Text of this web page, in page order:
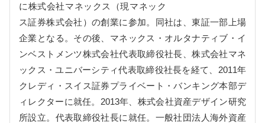
に株式会社マネックス（現マネック
ス証券株式会社）の創業に参加。同社は、東証一部上場
企業となる。その後、マネックス・オルタナティブ・イ
ンベストメンツ株式会社代表取締役社長、株式会社マネ
ックス・ユニバーシティ代表取締役社長を経て、2011年
クレディ・スイス証券プライベート・バンキング本部デ
ィレクターに就任。2013年、株式会社資産デザイン研究
所設立。代表取締役社長に就任。一般社団法人海外資産